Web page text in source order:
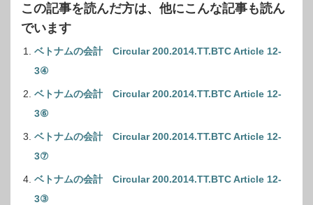
この記事を読んだ方は、他にこんな記事も読ん
でいます
ベトナムの会計 Circular 200.2014.TT.BTC Article 12-
3④
ベトナムの会計 Circular 200.2014.TT.BTC Article 12-
3⑥
ベトナムの会計 Circular 200.2014.TT.BTC Article 12-
3⑦
ベトナムの会計 Circular 200.2014.TT.BTC Article 12-
3③